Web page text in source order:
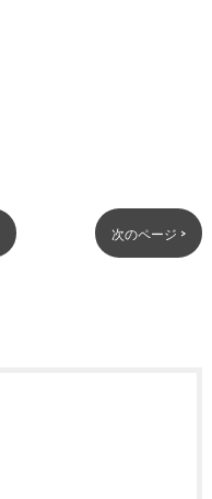
次のページ >